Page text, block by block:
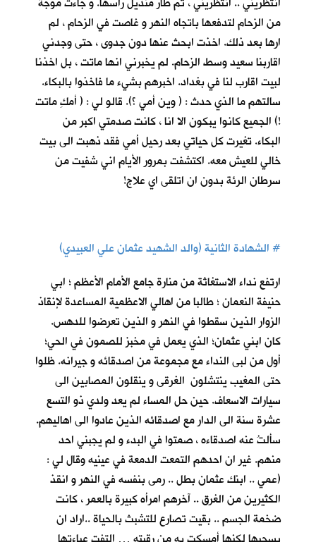
من الزحام لتدفعها باتجاه النهر و غاصت في الزحام ، لم
ارها بعد ذلك. اخذت ابحث عنها دون جدوى ، حتى وجدني
اقاربنا سعيد وسط الزحام. لم يخبرني انها ماتت ، بل اخذنا
لبيت اقارب لنا في بغداد. اخبرهم بشيء ما فاخذوا بالبكاء.
سالتهم ما الذي حدث : ( وين أمي ؟). قالو لي : ( أمكِ ماتت
!) الجميع كانوا يبكون الا انا ، كانت صدمتي اكبر من
البكاء. تغيرت كل حياتي بعد رحيل أمي فقد ذهبت الى بيت
خالي للعيش معه. اكتشفت بمرور الأيام اني شفيت من
سرطان الرئة بدون ان اتلقى اي علاج!
#الشهادة الثانية (والد الشهيد عثمان علي العبيدي)
ارتفع نداء الاستغاثة من منارة جامع الأمام الأعظم ؛ ابي
حنيفة النعمان ؛ طالبا من اهالي الاعظمية المساعدة لإنقاذ
الزوار الذين سقطوا في النهر و الذين تعرضوا للدهس.
كان ابني عثمان؛ الذي يعمل في مخبز للصمون في الحي؛
أول من لبى النداء مع مجموعة من اصدقائه و جيرانه. ظلوا
حتى المغيب ينتشلون الغرقى و ينقلون المصابين الى
سيارات الاسعاف. حين حل المساء لم يعد ولدي ذو التسع
عشرة سنة الى الدار مع اصدقائه الذين عادوا الى اهاليهم.
سألتُ عنه اصدقاءه ، صمتوا في البدء و لم يجبني احد
منهم. غير ان احدهم التمعت الدمعة في عينيه وقال لي :
(عمي .. ابنك عثمان بطل .. رمى بنفسه في النهر و انقذ
الكثيرين من الغرق .. آخرهم امرأه كبيرة بالعمر ، كانت
ضخمة الجسم .. بقيت تصارع للتشبث بالحياة ..اراد ان